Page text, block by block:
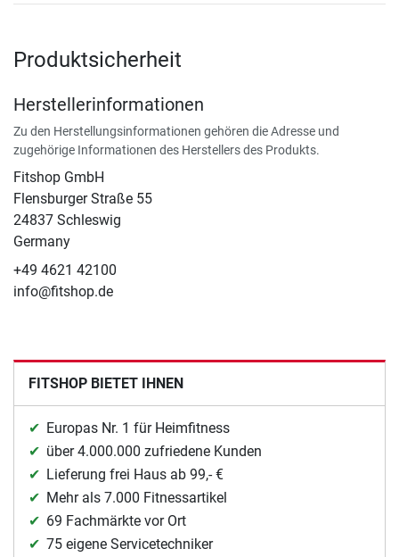
Produktsicherheit
Herstellerinformationen
Zu den Herstellungsinformationen gehören die Adresse und
zugehörige Informationen des Herstellers des Produkts.
Fitshop GmbH
Flensburger Straße 55
24837 Schleswig
Germany
+49 4621 42100
info@fitshop.de
FITSHOP BIETET IHNEN
Europas Nr. 1 für Heimfitness
über 4.000.000 zufriedene Kunden
Lieferung frei Haus ab 99,- €
Mehr als 7.000 Fitnessartikel
69 Fachmärkte vor Ort
75 eigene Servicetechniker